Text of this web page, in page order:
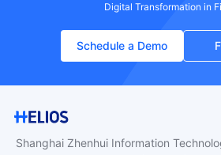
Digital Transformation in
Schedule a Demo
Shanghai Zhenhui Information